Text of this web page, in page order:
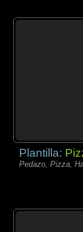
Plantilla:
Pedazo, Pizza,